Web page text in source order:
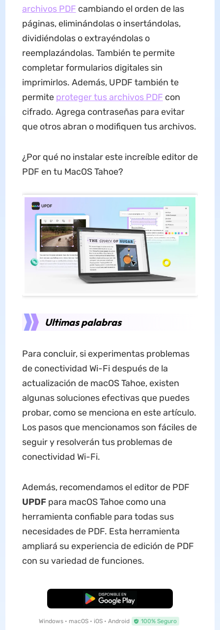
archivos PDF cambiando el orden de las
páginas, eliminándolas o insertándolas,
dividiéndolas o extrayéndolas o
reemplazándolas. También te permite
completar formularios digitales sin
imprimirlos. Además, UPDF también te
permite proteger tus archivos PDF con
cifrado. Agrega contraseñas para evitar
que otros abran o modifiquen tus archivos.
¿Por qué no instalar este increíble editor de
PDF en tu MacOS Tahoe?
Ultimas palabras
Para concluir, si experimentas problemas
de conectividad Wi-Fi después de la
actualización de macOS Tahoe, existen
algunas soluciones efectivas que puedes
probar, como se menciona en este artículo.
Los pasos que mencionamos son fáciles de
seguir y resolverán tus problemas de
conectividad Wi-Fi.
Además, recomendamos el editor de PDF
UPDFpara macOS Tahoe como una
herramienta confiable para todas sus
necesidades de PDF. Esta herramienta
ampliará su experiencia de edición de PDF
con su variedad de funciones.
Descarga Gratuita
Windows • macOS • iOS • Android 100% Seguro